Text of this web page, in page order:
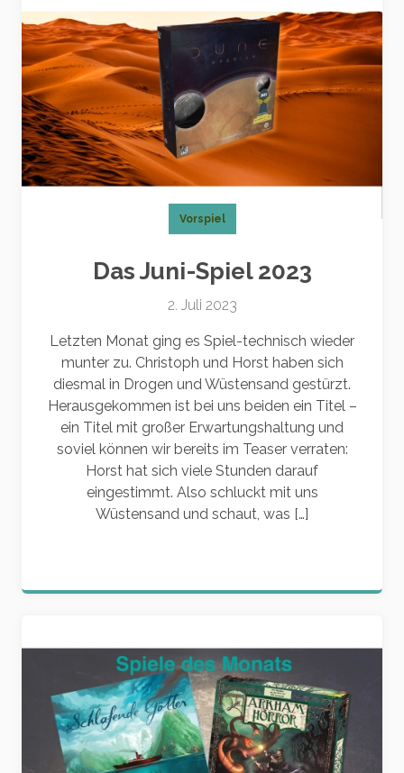
Vorspiel
Das Juni-Spiel 2023
2. Juli 2023
Letzten Monat ging es Spiel-technisch wieder
munter zu. Christoph und Horst haben sich
diesmal in Drogen und Wüstensand gestürzt.
Herausgekommen ist bei uns beiden ein Titel –
ein Titel mit großer Erwartungshaltung und
soviel können wir bereits im Teaser verraten:
Horst hat sich viele Stunden darauf
eingestimmt. Also schluckt mit uns
Wüstensand und schaut, was […]